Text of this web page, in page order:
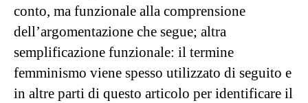
conto, ma funzionale alla comprensione
dell’argomentazione che segue; altra
semplificazione funzionale: il termine
femminismo viene spesso utilizzato di seguito e
in altre parti di questo articolo per identificare il